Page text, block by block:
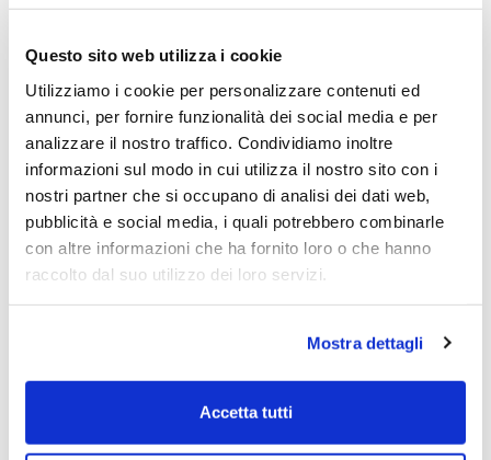
Questo sito web utilizza i cookie
Utilizziamo i cookie per personalizzare contenuti ed
annunci, per fornire funzionalità dei social media e per
analizzare il nostro traffico. Condividiamo inoltre
informazioni sul modo in cui utilizza il nostro sito con i
nostri partner che si occupano di analisi dei dati web,
pubblicità e social media, i quali potrebbero combinarle
con altre informazioni che ha fornito loro o che hanno
raccolto dal suo utilizzo dei loro servizi.
Mostra dettagli
Accetta tutti
se si va sopra?
quanto versato
viene remunerato
allo 0,001% annuo
verranno versati?
sul conto entro il 31
canone zero
Il conto consente
poi tutte le
Prevede di operare
per tutte le